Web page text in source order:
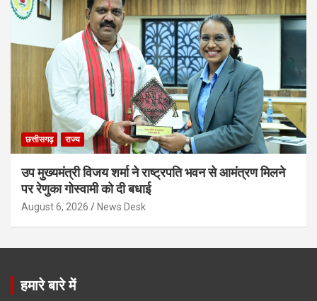
छत्तीसगढ़ राज्य
उप मुख्यमंत्री विजय शर्मा ने राष्ट्रपति भवन से आमंत्रण मिलने
पर रेणुका गोस्वामी को दी बधाई
August 6, 2026 News Desk
हमारे बारे में